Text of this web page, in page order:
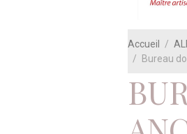
Accueil
Bureau